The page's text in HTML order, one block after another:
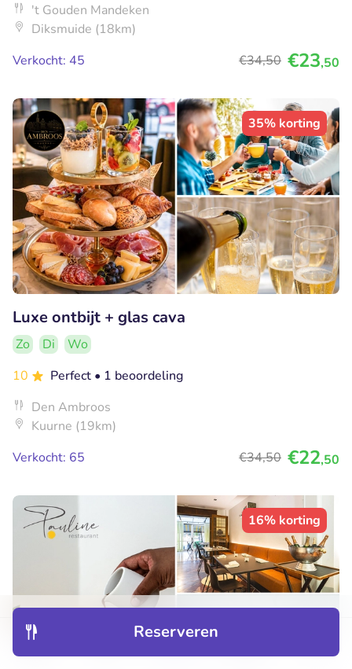
Reserveren
't Gouden Mandeken
Diksmuide (18km)
Verkocht: 45
€34,50 €23,50
35% korting
Luxe ontbijt + glas cava
Zo Di
Wo
10
Perfect • 1 beoordeling
Den Ambroos
Kuurne (19km)
Verkocht: 65
€34,50 €22,50
16% korting